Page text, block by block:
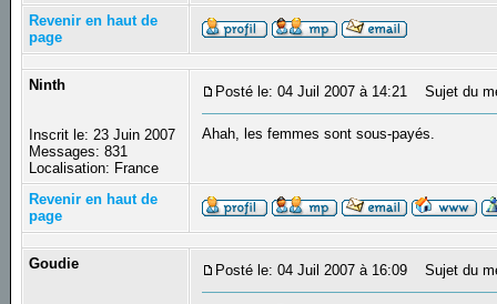
Revenir en haut de
page
Ninth
Inscrit le: 23 Juin 2007
Messages: 831
Localisation: France
Posté le: 04 Juil 2007 à 14:21 Sujet du
Ahah, les femmes sont sous-payés.
Revenir en haut de
page
Goudie Posté le: 04 Juil 2007 à 16:09 Sujet du